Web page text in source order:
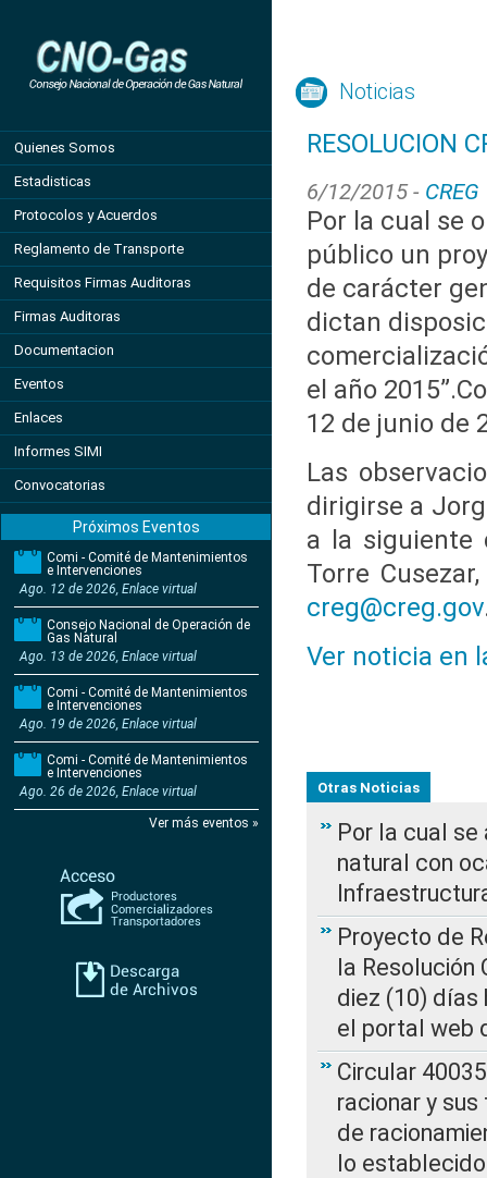
Quienes Somos
Estadisticas
Protocolos y Acuerdos
Reglamento de Transporte
Requisitos Firmas Auditoras
Firmas Auditoras
Documentacion
Eventos
Enlaces
Informes SIMI
Convocatorias
Próximos Eventos
Comi - Comité de Mantenimientos
e Intervenciones
Ago. 12 de 2026, Enlace virtual
Consejo Nacional de Operación de
Gas Natural
Ago. 13 de 2026, Enlace virtual
Comi - Comité de Mantenimientos
e Intervenciones
Ago. 19 de 2026, Enlace virtual
Comi - Comité de Mantenimientos
e Intervenciones
Ago. 26 de 2026, Enlace virtual
Ver más eventos »
Noticias
RESOLUCION
6/12/2015 - CREG
Por la cual se
público un
de carácter
dictan
el año
12 de junio de
Las
dirigirse a
a la siguiente
Torre
creg@creg.gov
Ver noticia en
Otras Noticias
Por la cual
natural con
Proyecto de
la Resolución
diez (10) días
el portal web
Circular
racionar y
de
lo